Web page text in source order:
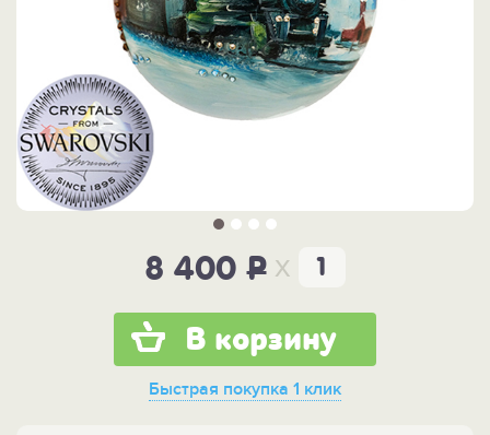
8 400P x
В корзину
Быстрая покупка 1 клик